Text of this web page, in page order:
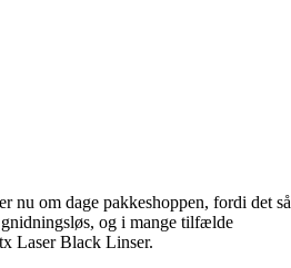
nu om dage pakkeshoppen, fordi det så
og i mange tilfælde
Laser Black Linser.